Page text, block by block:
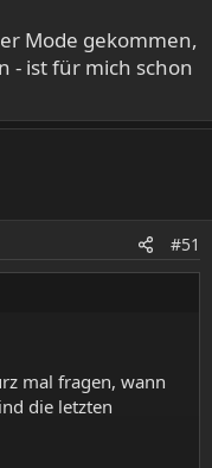
Mode gekommen,
- ist für mich schon
#51
mal fragen, wann
die letzten